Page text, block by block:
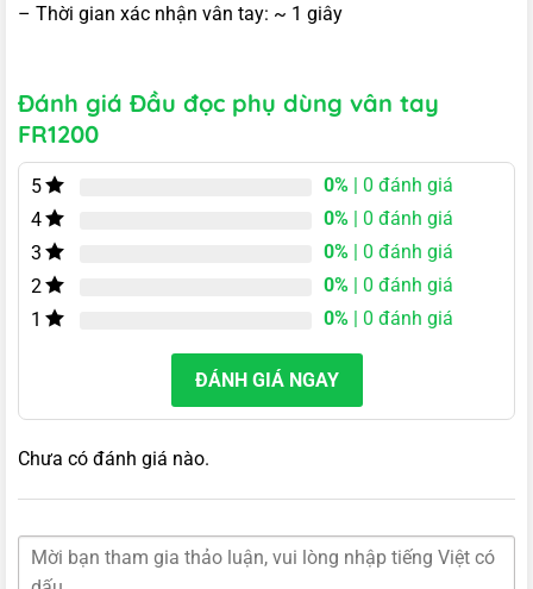
– Thời gian xác nhận vân tay: ~ 1 giây
Đánh giá Đầu đọc phụ dùng vân tay
FR1200
5 0% | 0 đánh giá
4
0% | 0 đánh giá
3
0% | 0 đánh giá
2
0% | 0 đánh giá
1
0% | 0 đánh giá
ĐÁNH GIÁ NGAY
Chưa có đánh giá nào.